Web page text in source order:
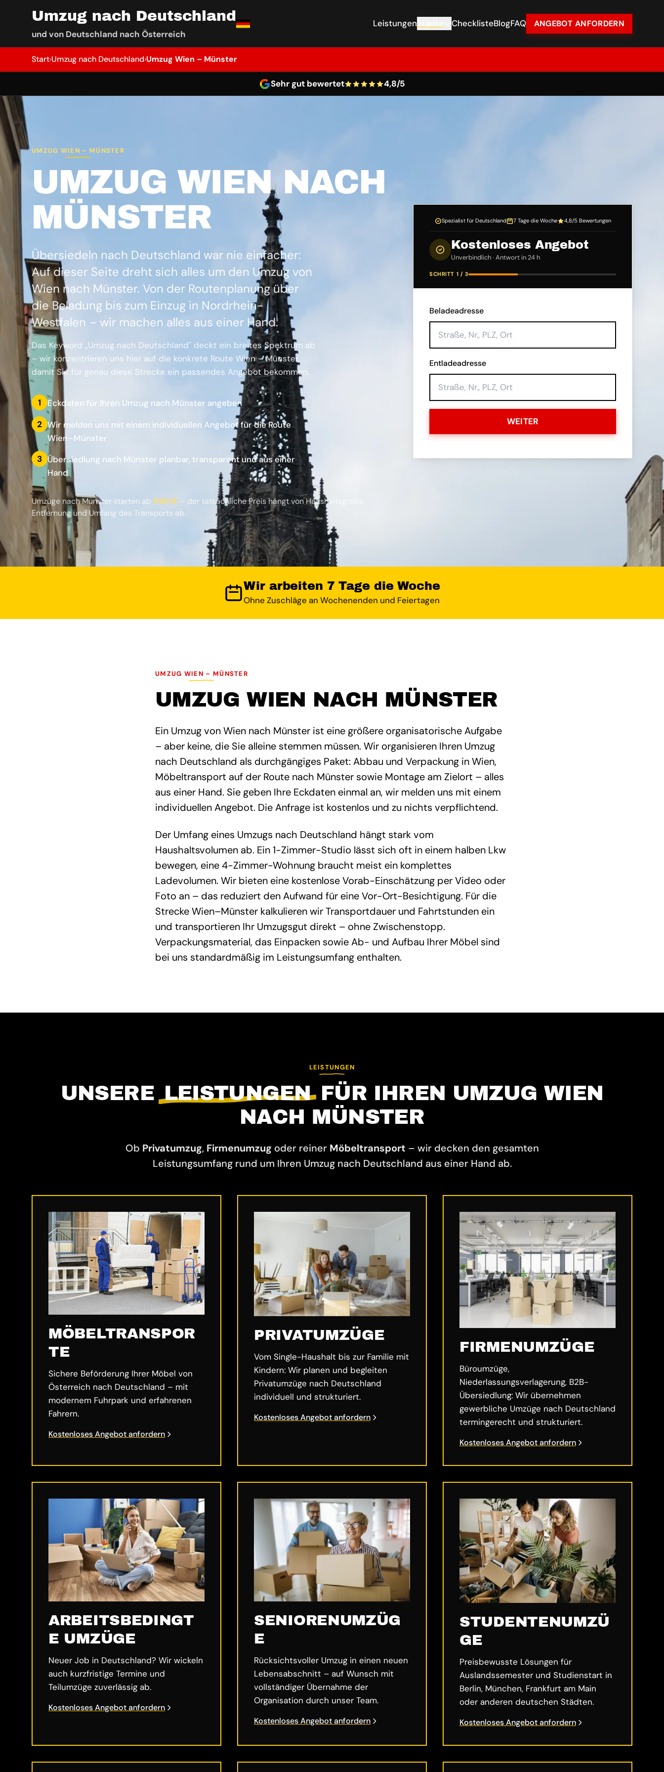
Umzug nach Deutschland
und von Deutschland nach Österreich
Leistungen ChecklisteBlogFAQ ANGEBOT ANFORDERN
Start›Umzug nach Deutschland›Umzug Wien – Münster
Sehr gut bewertet 4,8/5
UMZUG WIEN – MÜNSTER
UMZUG WIEN NACH
MÜNSTER
Übersiedeln nach Deutschland war nie einfacher:
Auf dieser Seite dreht sich alles um den Umzug von
Wien nach Münster. Von der Routenplanung über
die Beladung bis zum Einzug in Nordrhein-
Westfalen – wir machen alles aus einer Hand.
Das Keyword „Umzug nach Deutschland" deckt ein breites Spektrum ab
– wir konzentrieren uns hier auf die konkrete Route Wien – Münster,
damit Sie für genau diese Strecke ein passendes Angebot bekommen.
1
Eckdaten für Ihren Umzug nach Münster angeben
2 Wir melden uns mit einem individuellen Angebot für die Route
Wien–Münster
3 Übersiedlung nach Münster planbar, transparent und aus einer
Hand
Umzüge nach Münster starten ab 1150 € – der tatsächliche Preis hängt von Haushaltsgröße,
Entfernung und Umfang des Transports ab.
Spezialist für Deutschland 7 Tage die Woche 4,8/5 Bewertungen
Kostenloses Angebot
Unverbindlich · Antwort in 24 h
SCHRITT 1 / 3
Beladeadresse
Entladeadresse
WEITER
Wir arbeiten 7 Tage die Woche
Ohne Zuschläge an Wochenenden und Feiertagen
UMZUG WIEN – MÜNSTER
UMZUG WIEN NACH MÜNSTER
Ein Umzug von Wien nach Münster ist eine größere organisatorische Aufgabe
– aber keine, die Sie alleine stemmen müssen. Wir organisieren Ihren Umzug
nach Deutschland als durchgängiges Paket: Abbau und Verpackung in Wien,
Möbeltransport auf der Route nach Münster sowie Montage am Zielort – alles
aus einer Hand. Sie geben Ihre Eckdaten einmal an, wir melden uns mit einem
individuellen Angebot. Die Anfrage ist kostenlos und zu nichts verpflichtend.
Der Umfang eines Umzugs nach Deutschland hängt stark vom
Haushaltsvolumen ab. Ein 1-Zimmer-Studio lässt sich oft in einem halben Lkw
bewegen, eine 4-Zimmer-Wohnung braucht meist ein komplettes
Ladevolumen. Wir bieten eine kostenlose Vorab-Einschätzung per Video oder
Foto an – das reduziert den Aufwand für eine Vor-Ort-Besichtigung. Für die
Strecke Wien–Münster kalkulieren wir Transportdauer und Fahrtstunden ein
und transportieren Ihr Umzugsgut direkt – ohne Zwischenstopp.
Verpackungsmaterial, das Einpacken sowie Ab- und Aufbau Ihrer Möbel sind
bei uns standardmäßig im Leistungsumfang enthalten.
LEISTUNGEN
UNSERELEISTUNGENFÜR IHREN UMZUG WIEN
NACH MÜNSTER
Ob Privatumzug, Firmenumzug oder reiner Möbeltransport – wir decken den gesamten
Leistungsumfang rund um Ihren Umzug nach Deutschland aus einer Hand ab.
MÖBELTRANSPOR
TE
Sichere Beförderung Ihrer Möbel von
Österreich nach Deutschland – mit
modernem Fuhrpark und erfahrenen
Fahrern.
Kostenloses Angebot anfordern
PRIVATUMZÜGE
Vom Single-Haushalt bis zur Familie mit
Kindern: Wir planen und begleiten
Privatumzüge nach Deutschland
individuell und strukturiert.
Kostenloses Angebot anfordern
FIRMENUMZÜGE
Büroumzüge,
Niederlassungsverlagerung, B2B-
Übersiedlung: Wir übernehmen
gewerbliche Umzüge nach Deutschland
termingerecht und strukturiert.
Kostenloses Angebot anfordern
ARBEITSBEDINGT
E UMZÜGE
Neuer Job in Deutschland? Wir wickeln
auch kurzfristige Termine und
Teilumzüge zuverlässig ab.
Kostenloses Angebot anfordern
SENIORENUMZÜG
E
Rücksichtsvoller Umzug in einen neuen
Lebensabschnitt – auf Wunsch mit
vollständiger Übernahme der
Organisation durch unser Team.
Kostenloses Angebot anfordern
STUDENTENUMZÜ
GE
Preisbewusste Lösungen für
Auslandssemester und Studienstart in
Berlin, München, Frankfurt am Main
oder anderen deutschen Städten.
Kostenloses Angebot anfordern